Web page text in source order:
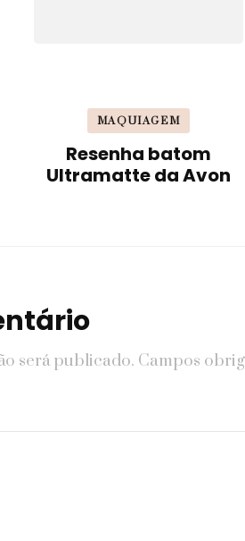
MAQUIAGEM
Resenha batom
Ultramatte da Avon
será publicado. Campos